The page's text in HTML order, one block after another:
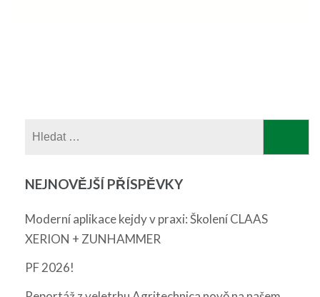
NEJNOVĚJŠÍ PŘÍSPĚVKY
Moderní aplikace kejdy v praxi: Školení CLAAS
XERION + ZUNHAMMER
PF 2026!